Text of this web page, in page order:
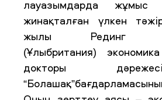
лауазымдарда жұмыс
жинақталған үлкен
жылы Рединг
(Ұлыбритания)
докторы